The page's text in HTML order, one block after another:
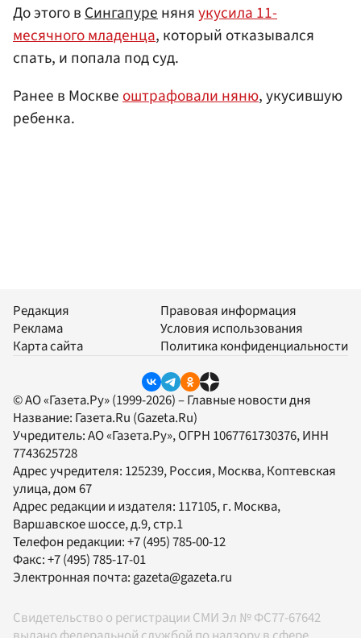
До этого вСингапуреняняукусила 11-
месячного младенца, который отказывался
спать, и попала под суд.
Ранее в Москвеоштрафовали няню, укусившую
ребенка.
Редакция
Реклама
Карта сайта
Правовая информация
Условия использования
Политика конфиденциальности
© АО «Газета.Ру» (1999-2026) – Главные новости дня
Название: Газета.Ru (Gazeta.Ru)
Учредитель:АО «Газета.Ру», ОГРН 1067761730376, ИНН
7743625728
Адрес учредителя: 125239, Россия, Москва, Коптевская
улица, дом 67
Адрес редакции и издателя: 117105, г. Москва,
Варшавское шоссе, д.9, стр.1
Телефон редакции:+7 (495) 785-00-12
Факс:+7 (495) 785-17-01
Электронная почта: gazeta@gazeta.ru
Свидетельство о регистрации СМИ Эл № ФС77-67642